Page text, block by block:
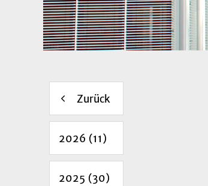
Zurück
2026 (11)
2025 (30)